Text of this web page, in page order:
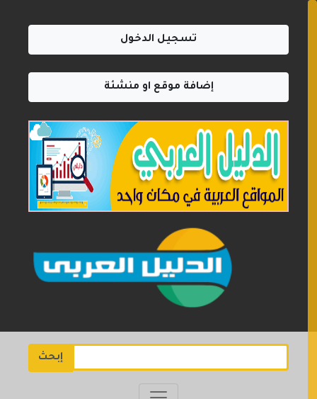
تسجيل الدخول
إضافة موقع او منشئة
إبحث